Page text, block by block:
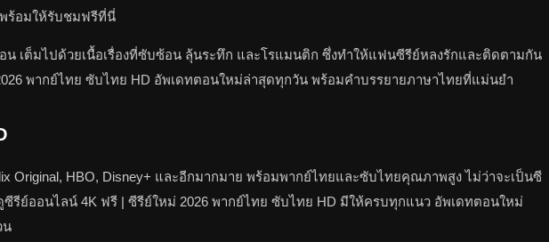
พร้อมให้รับชมฟรีที่นี่
น เต็มไปด้วยเนื้อเรื่องที่ซับซ้อน ลุ้นระทึก และโรแมนติก ซึ่งทำให้แฟนซีรีย์หลงรักและติดตามกัน
พากย์ไทย ซับไทย HD อัพเดทตอนใหม่ล่าสุดทุกวัน พร้อมคำบรรยายภาษาไทยที่แม่นยำ
Original, HBO, Disney+ และอีกมากมาย พร้อมพากย์ไทยและซับไทยคุณภาพสูง ไม่ว่าจะเป็นซี
รีย์ออนไลน์ 4K ฟรี | ซีรีย์ใหม่ 2026 พากย์ไทย ซับไทย HD มีให้ครบทุกแนว อัพเดทตอนใหม่
น